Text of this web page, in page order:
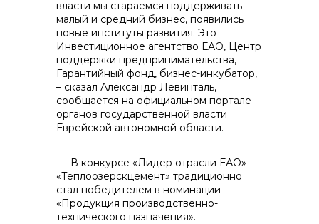
власти мы стараемся поддерживать
малый и средний бизнес, появились
новые институты развития. Это
Инвестиционное агентство ЕАО, Центр
поддержки предпринимательства,
Гарантийный фонд, бизнес-инкубатор,
– сказал Александр Левинталь,
сообщается на официальном портале
органов государственной власти
Еврейской автономной области.
В конкурсе «Лидер отрасли ЕАО»
«Теплоозерскцемент» традиционно
стал победителем в номинации
«Продукция производственно-
технического назначения».